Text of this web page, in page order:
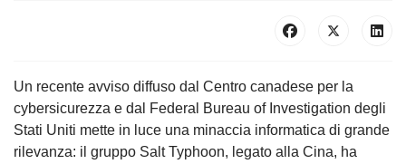
Un recente avviso diffuso dal Centro canadese per la
cybersicurezza e dal Federal Bureau of Investigation degli
Stati Uniti mette in luce una minaccia informatica di grande
rilevanza: il gruppo Salt Typhoon, legato alla Cina, ha